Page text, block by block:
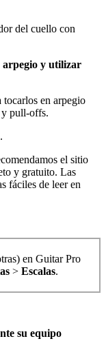
del cuello con
arpegio y utilizar
tocarlos en arpegio
y pull-offs.
el sitio
y gratuito. Las
fáciles de leer en
en Guitar Pro
> Escalas.
su equipo